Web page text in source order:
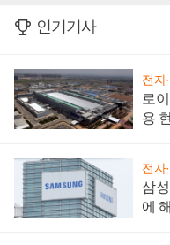
인기기사
전자
로
용
전자
삼
에